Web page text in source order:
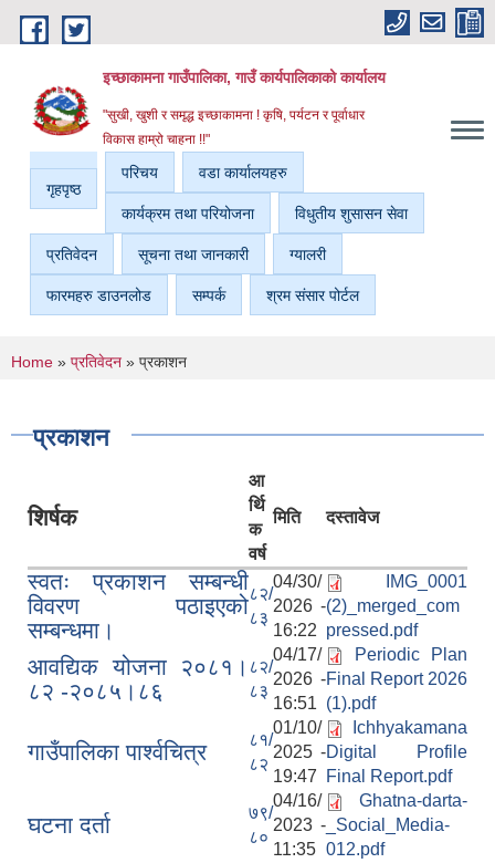
Skip to main content
इच्छाकामना गाउँपालिका, गाउँ कार्यपालिकाको कार्यालय
"सुखी, खुशी र समृद्ध इच्छाकामना ! कृषि, पर्यटन र पूर्वाधार
विकास हाम्रो चाहना !!"
गृहपृष्ठ
परिचय वडा कार्यालयहरु
कार्यक्रम तथा परियोजना विधुतीय शुसासन सेवा
प्रतिवेदन सूचना तथा जानकारी ग्यालरी
फारमहरु डाउनलोड सम्पर्क श्रम संसार पोर्टल
You are here
Home » प्रतिवेदन » प्रकाशन
प्रकाशन
शिर्षक
आ
र्थि
क
वर्ष
मिति दस्तावेज
स्वतः प्रकाशन सम्बन्धी
विवरण पठाइएको
सम्बन्धमा।
८२/
८३
04/30/
2026 -
16:22
IMG_0001
(2)_merged_com
pressed.pdf
आवद्यिक योजना २०८१।
८२ -२०८५।८६
८२/
८३
04/17/
2026 -
16:51
Periodic Plan
Final Report 2026
(1).pdf
गाउँपालिका पार्श्वचित्र
८१/
८२
01/10/
2025 -
19:47
Ichhyakamana
Digital Profile
Final Report.pdf
घटना दर्ता
७९/
८०
04/16/
2023 -
11:35
Ghatna-darta-
_Social_Media-
012.pdf